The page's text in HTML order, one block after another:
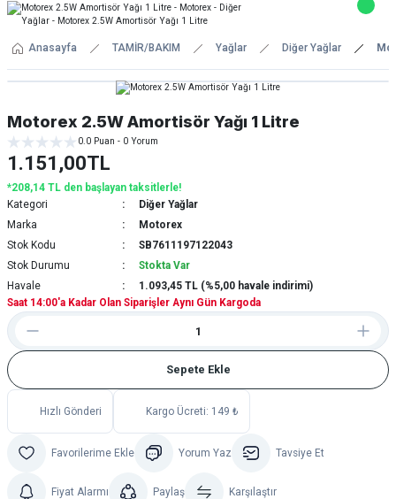
Anasayfa TAMİR/BAKIM Yağlar Diğer Yağlar
Motorex 2.5W Amortisör Yağı 1 Litre
0.0 Puan - 0 Yorum
1.151,00TL
*208,14 TL den başlayan taksitlerle!
Kategori
Diğer Yağlar
Marka
Motorex
Stok Kodu
SB7611197122043
Stok Durumu
Stokta Var
Havale
1.093,45 TL (%5,00 havale indirimi)
Saat 14:00'a Kadar Olan Siparişler Aynı Gün Kargoda
Sepete Ekle
Hızlı Gönderi Kargo Ücreti: 149 ₺
Yorum Yaz Tavsiye Et
Fiyat Alarmı Paylaş Karşılaştır